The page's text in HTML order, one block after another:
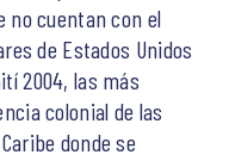
no cuentan con el
de Estados Unidos
2004, las más
colonial de las
donde se